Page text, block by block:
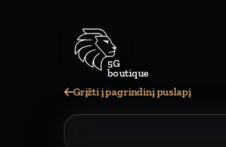
5G
boutique
Grįžti į pagrindinį puslapį